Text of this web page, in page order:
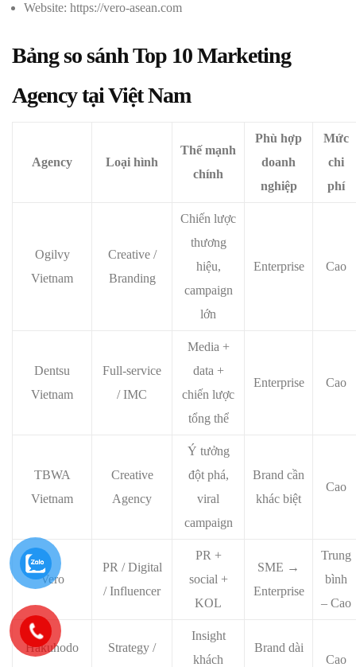
Website: https://vero-asean.com
Bảng so sánh Top 10 Marketing
Agency tại Việt Nam
Agency Loại hình
Thế mạnh
chính
Phù hợp
doanh
nghiệp
Mức
chi
phí
Ogilvy
Vietnam
Creative /
Branding
Chiến lược
thương
hiệu,
campaign
lớn
Enterprise Cao
Dentsu
Vietnam
Full-service
/ IMC
Media +
data +
chiến lược
tổng thể
Enterprise Cao
TBWA
Vietnam
Creative
Agency
Ý tưởng
đột phá,
viral
campaign
Brand cần
khác biệt
Cao
Vero
PR / Digital
/ Influencer
PR +
social +
KOL
SME →
Enterprise
Trung
bình
– Cao
Hakuhodo
Strategy /
Insight
khách
Brand dài
Cao